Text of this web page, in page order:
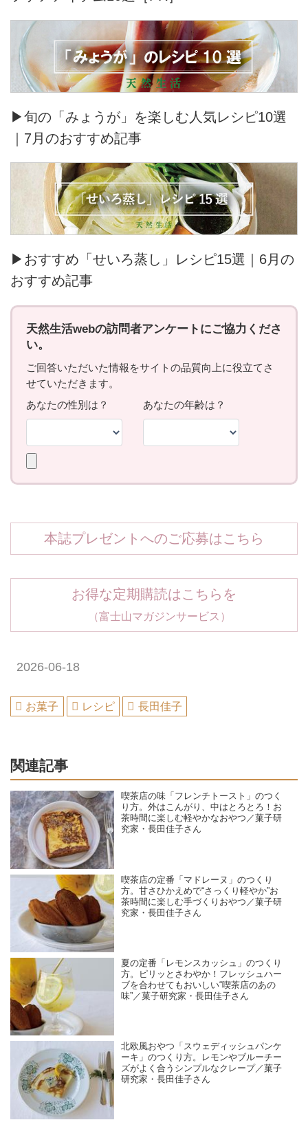
▶旬の「みょうが」を楽しむ人気レシピ10選
｜7月のおすすめ記事
▶おすすめ「せいろ蒸し」レシピ15選｜6月の
おすすめ記事
本誌プレゼントへのご応募はこちら
お得な定期購読はこちらを
（富士山マガジンサービス）
2026-06-18
お菓子 レシピ 長田佳子
関連記事
喫茶店の味「フレンチトースト」のつく
り方。外はこんがり、中はとろとろ！お
茶時間に楽しむ軽やかなおやつ／菓子研
究家・長田佳子さん
喫茶店の定番「マドレーヌ」のつくり
方。甘さひかえめで“さっくり軽やか”お
茶時間に楽しむ手づくりおやつ／菓子研
究家・長田佳子さん
夏の定番「レモンスカッシュ」のつくり
方。ピリッとさわやか！フレッシュハー
ブを合わせてもおいしい“喫茶店のあの
味”／菓子研究家・長田佳子さん
北欧風おやつ「スウェディッシュパンケ
ーキ」のつくり方。レモンやブルーチー
ズがよく合うシンプルなクレープ／菓子
研究家・長田佳子さん